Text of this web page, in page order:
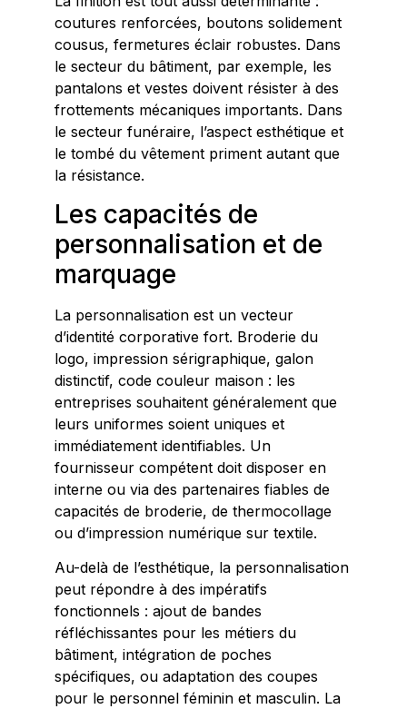
coutures renforcées, boutons solidement
cousus, fermetures éclair robustes. Dans
le secteur du bâtiment, par exemple, les
pantalons et vestes doivent résister à des
frottements mécaniques importants. Dans
le secteur funéraire, l’aspect esthétique et
le tombé du vêtement priment autant que
la résistance.
Les capacités de
personnalisation et de
marquage
La personnalisation est un vecteur
d’identité corporative fort. Broderie du
logo, impression sérigraphique, galon
distinctif, code couleur maison : les
entreprises souhaitent généralement que
leurs uniformes soient uniques et
immédiatement identifiables. Un
fournisseur compétent doit disposer en
interne ou via des partenaires fiables de
capacités de broderie, de thermocollage
ou d’impression numérique sur textile.
Au-delà de l’esthétique, la personnalisation
peut répondre à des impératifs
fonctionnels : ajout de bandes
réfléchissantes pour les métiers du
bâtiment, intégration de poches
spécifiques, ou adaptation des coupes
pour le personnel féminin et masculin. La